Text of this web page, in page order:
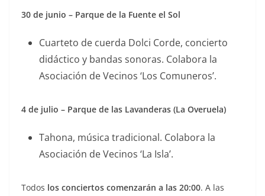
30 de junio – Parque de la Fuente el Sol
Cuarteto de cuerda Dolci Corde, concierto
didáctico y bandas sonoras. Colabora la
Asociación de Vecinos ‘Los Comuneros’.
4 de julio – Parque de las Lavanderas (La Overuela)
Tahona, música tradicional. Colabora la
Asociación de Vecinos ‘La Isla’.
Todos los conciertos comenzarán a las 20:00. A las